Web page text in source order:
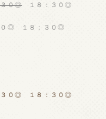
０◎ １８：３０◎
０◎ １８：３０◎
０◎ １８：３０◎